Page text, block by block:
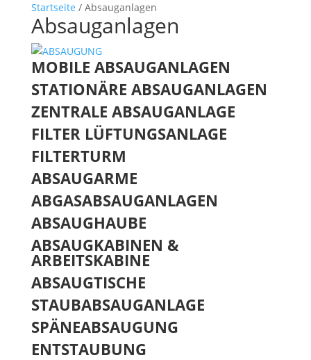
Startseite / Absauganlagen
Absauganlagen
MOBILE ABSAUGANLAGEN
STATIONÄRE ABSAUGANLAGEN
ZENTRALE ABSAUGANLAGE
FILTER LÜFTUNGSANLAGE
FILTERTURM
ABSAUGARME
ABGASABSAUGANLAGEN
ABSAUGHAUBE
ABSAUGKABINEN &
ARBEITSKABINE
ABSAUGTISCHE
STAUBABSAUGANLAGE
SPÄNEABSAUGUNG
ENTSTAUBUNG